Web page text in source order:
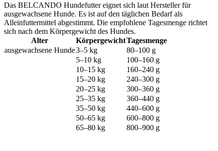
Das BELCANDO Hundefutter eignet sich laut Hersteller für
ausgewachsene Hunde. Es ist auf den täglichen Bedarf als
Alleinfuttermittel abgestimmt. Die empfohlene Tagesmenge richtet
sich nach dem Körpergewicht des Hundes.
Alter
KörpergewichtTagesmenge
ausgewachsene Hunde3–5 kg
80–100 g
5–10 kg
100–160 g
10–15 kg
160–240 g
15–20 kg
240–300 g
20–25 kg
300–360 g
25–35 kg
360–440 g
35–50 kg
440–600 g
50–65 kg
600–800 g
65–80 kg
800–900 g